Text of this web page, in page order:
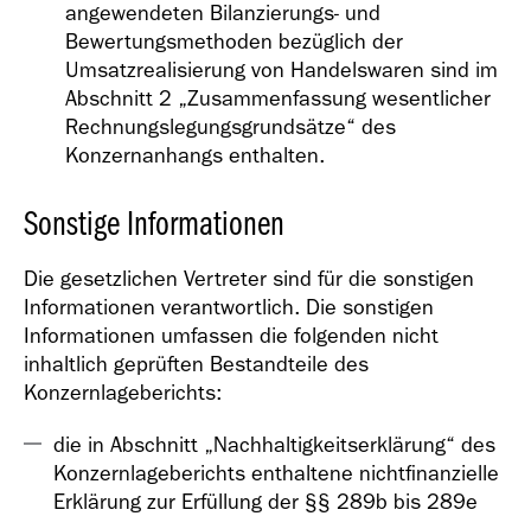
angewendeten Bilanzierungs- und
Bewertungsmethoden bezüglich der
Umsatzrealisierung von Handelswaren sind im
Abschnitt 2 „Zusammenfassung wesentlicher
Rechnungslegungsgrundsätze“ des
Konzernanhangs enthalten.
Sonstige Informationen
Die gesetzlichen Vertreter sind für die sonstigen
Informationen verantwortlich. Die sonstigen
Informationen umfassen die folgenden nicht
inhaltlich geprüften Bestandteile des
Konzernlageberichts:
die in Abschnitt „Nachhaltigkeitserklärung“ des
Konzernlageberichts enthaltene nichtfinanzielle
Erklärung zur Erfüllung der §§ 289b bis 289e